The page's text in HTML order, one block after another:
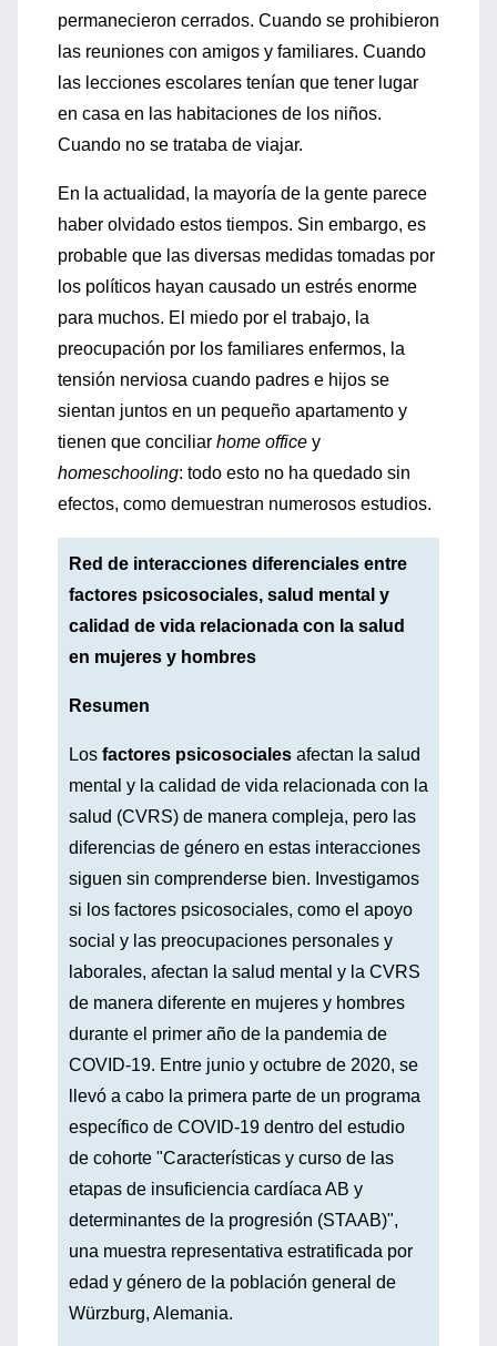
permanecieron cerrados. Cuando se prohibieron
las reuniones con amigos y familiares. Cuando
las lecciones escolares tenían que tener lugar
en casa en las habitaciones de los niños.
Cuando no se trataba de viajar.
En la actualidad, la mayoría de la gente parece
haber olvidado estos tiempos. Sin embargo, es
probable que las diversas medidas tomadas por
los políticos hayan causado un estrés enorme
para muchos. El miedo por el trabajo, la
preocupación por los familiares enfermos, la
tensión nerviosa cuando padres e hijos se
sientan juntos en un pequeño apartamento y
tienen que conciliar home office y
homeschooling: todo esto no ha quedado sin
efectos, como demuestran numerosos estudios.
Red de interacciones diferenciales entre
factores psicosociales, salud mental y
calidad de vida relacionada con la salud
en mujeres y hombres
Resumen
Los factores psicosociales afectan la salud
mental y la calidad de vida relacionada con la
salud (CVRS) de manera compleja, pero las
diferencias de género en estas interacciones
siguen sin comprenderse bien. Investigamos
si los factores psicosociales, como el apoyo
social y las preocupaciones personales y
laborales, afectan la salud mental y la CVRS
de manera diferente en mujeres y hombres
durante el primer año de la pandemia de
COVID-19. Entre junio y octubre de 2020, se
llevó a cabo la primera parte de un programa
específico de COVID-19 dentro del estudio
de cohorte "Características y curso de las
etapas de insuficiencia cardíaca AB y
determinantes de la progresión (STAAB)",
una muestra representativa estratificada por
edad y género de la población general de
Würzburg, Alemania.